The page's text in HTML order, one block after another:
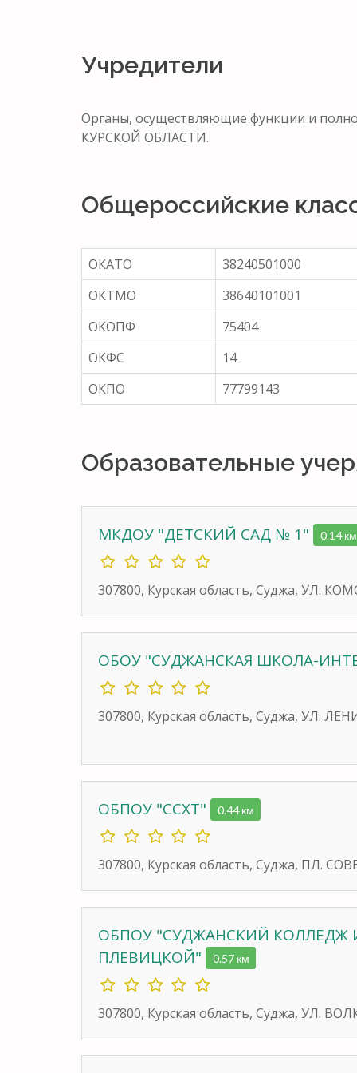
Учредители
Органы, осуществляющие функции и
КУРСКОЙ ОБЛАСТИ.
Общероссийские
ОКАТО 38240501000
ОКТМО
38640101001
ОКОПФ
75404
ОКФС
14
ОКПО
77799143
Образовательные
МКДОУ "ДЕТСКИЙ САД № 1" 0.14 км
307800, Курская область, Суджа, УЛ.
ОБОУ "СУДЖАНСКАЯ ШКОЛА-
307800, Курская область, Суджа, УЛ.
ОБПОУ "ССХТ" 0.44 км
307800, Курская область, Суджа, ПЛ.
ОБПОУ "СУДЖАНСКИЙ КОЛЛЕДЖ
ПЛЕВИЦКОЙ"
0.57 км
307800, Курская область, Суджа, УЛ.